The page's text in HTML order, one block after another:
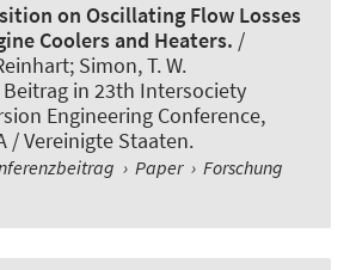
on Oscillating Flow Losses
Coolers and Heaters. /
Simon, T. W.
Beitrag in 23th Intersociety
Engineering Conference,
/ Vereinigte Staaten.
› Paper › Forschung